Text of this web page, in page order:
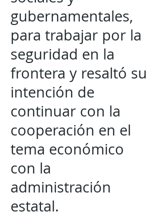
gubernamentales,
para trabajar por la
seguridad en la
frontera y resaltó su
intención de
continuar con la
cooperación en el
tema económico
con la
administración
estatal.